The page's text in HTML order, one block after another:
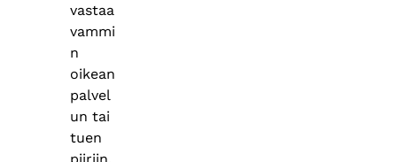
vastaa
vammi
n
oikean
palvel
un tai
tuen
piiriin.